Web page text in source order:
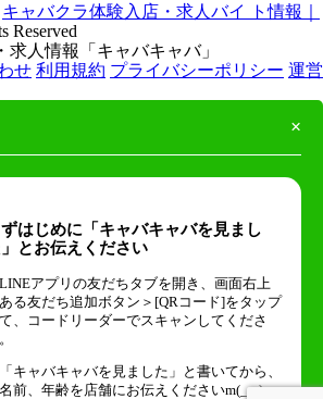
キャバクラ体験入店・求人バイ ト情報｜
Reserved
人情報「キャバキャバ」
せ 利用規約 プライバシーポリシー 運営
×
ずはじめに「キャバキャバを見まし
とお伝えください
アプリの友だちタブを開き、画面右上
る友だち追加ボタン＞[QRコード]をタップ
、コードリーダーでスキャンしてくださ
キャバキャバを見ました」と書いてから、
前、年齢を店舗にお伝えくださいm(_ _)m